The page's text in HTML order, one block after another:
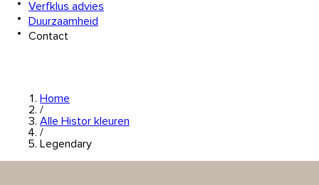
Verfklus advies
Duurzaamheid
Contact
Home
/
Alle Histor kleuren
/
Legendary